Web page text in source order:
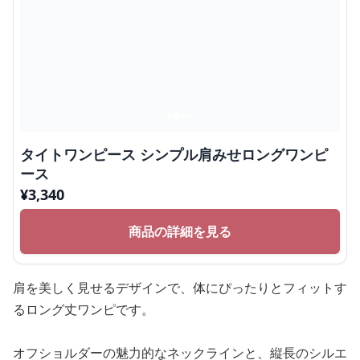
タイトワンピース シンプル肩みせロングワンピ
ース
¥3,340
商品の詳細を見る
肩を美しく見せるデザインで、体にぴったりとフィットす
るロング丈ワンピです。
オフショルダーの魅力的なネックラインと、縦長のシルエ